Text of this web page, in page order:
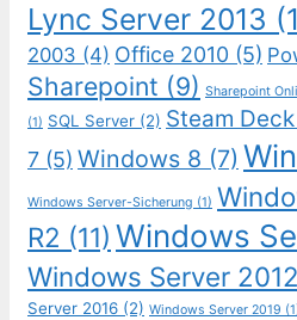
Lync Server 2013
2003 (4) Office 2010 (5)
Sharepoint (9) Sharepoint
(1) SQL Server (2) Steam Deck
7 (5) Windows 8 (7)
Windows Server-Sicherung (1)
R2 (11) Windows
Windows Server
Server 2016 (2) Windows Server 2019